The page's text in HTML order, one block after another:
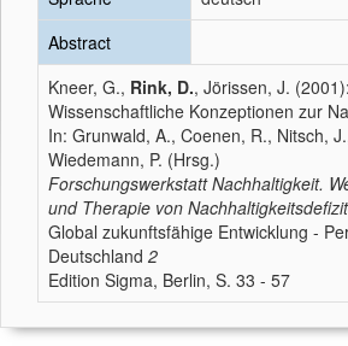
Abstract
Kneer, G., Rink, D., Jörissen, J. (2001):
Wissenschaftliche Konzeptionen zur
In: Grunwald, A., Coenen, R., Nitsch,
Wiedemann, P. (Hrsg.)
Forschungswerkstatt Nachhaltigkeit.
und Therapie von
Global zukunftsfähige Entwicklung -
Deutschland 2
Edition Sigma, Berlin, S. 33 - 57